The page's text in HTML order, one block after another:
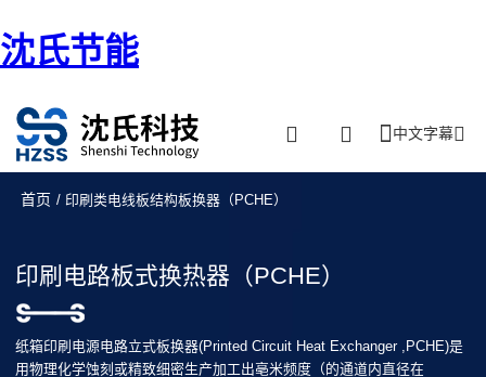
沈氏节能
中文字幕
首页 / 印刷类电线板结构板换器（PCHE）
印刷电路板式换热器（PCHE）
纸箱印刷电源电路立式板换器(Printed Circuit Heat Exchanger ,PCHE)是
用物理化学蚀刻或精致细密生产加工出亳米频度（的通道内直径在